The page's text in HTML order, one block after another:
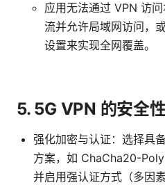
应用无法通过 VPN 访
流并允许局域网访问，
设置来实现全网覆盖。
5. 5G VPN 的安全
强化加密与认证：选择具
方案，如 ChaCha20-
并启用强认证方式（多因